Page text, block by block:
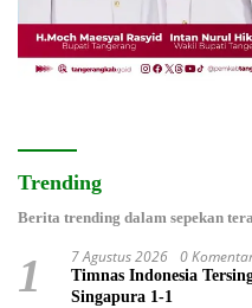
Trending
Berita trending dalam sepekan
1 7 Agustus 2026 0
Timnas Indonesia
Singapura 1-1